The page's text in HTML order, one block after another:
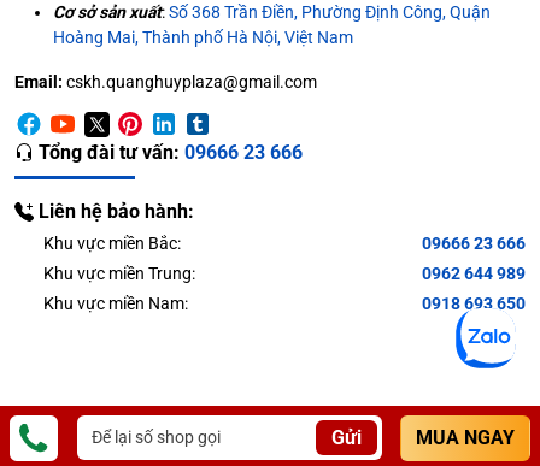
Cơ sở sản xuất:Số 368 Trần Điền, Phường Định Công, Quận
Hoàng Mai, Thành phố Hà Nội, Việt Nam
Email: cskh.quanghuyplaza@gmail.com
Tổng đài tư vấn: 09666 23 666
Liên hệ bảo hành:
Khu vực miền Bắc:
09666 23 666
Khu vực miền Trung:
0962 644 989
Khu vực miền Nam:
0918 693 650
Gửi MUA NGAY